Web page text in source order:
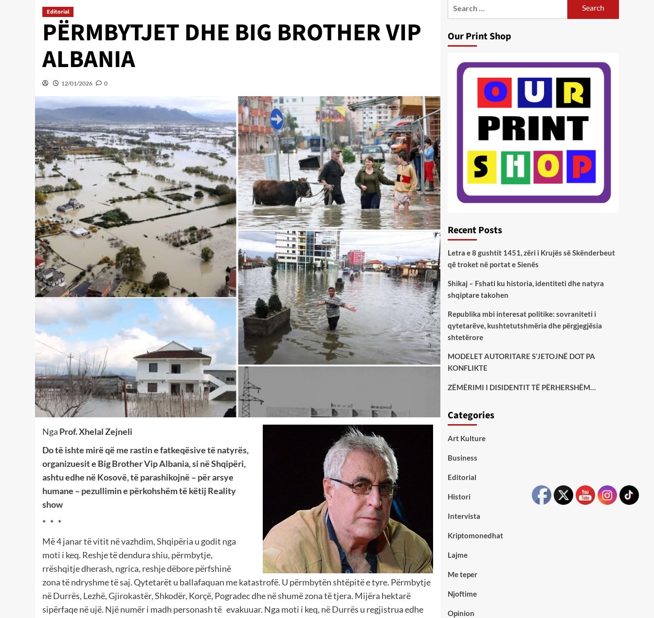
Editorial
PËRMBYTJET DHE BIG BROTHER VIP
ALBANIA
12/01/2026 0
Nga Prof. Xhelal Zejneli
Do të ishte mirë që me rastin e fatkeqësive të natyrës,
organizuesit e Big Brother Vip Albania, si në Shqipëri,
ashtu edhe në Kosovë, të parashikojnë – për arsye
humane – pezullimin e përkohshëm të këtij Reality
show
* * *
Më 4 janar të vitit në vazhdim, Shqipëria u godit nga
moti i keq. Reshje të dendura shiu, përmbytje,
rrëshqitje dherash, ngrica, reshje dëbore përfshinë
zona të ndryshme të saj. Qytetarët u ballafaquan me katastrofë. U përmbytën shtëpitë e tyre. Përmbytje
në Durrës, Lezhë, Gjirokastër, Shkodër, Korçë, Pogradec dhe në shumë zona të tjera. Mijëra hektarë
sipërfaqe në ujë. Një numër i madh personash të evakuuar. Nga moti i keq, në Durrës u regjistrua edhe
Our Print Shop
Recent Posts
Letra e 8 gushtit 1451, zëri i Krujës së Skënderbeut
që troket në portat e Sienës
Shikaj – Fshati ku historia, identiteti dhe natyra
shqiptare takohen
Republika mbi interesat politike: sovraniteti i
qytetarëve, kushtetutshmëria dhe përgjegjësia
shtetërore
MODELET AUTORITARE S’JETOJNË DOT PA
KONFLIKTE
ZËMËRIMI I DISIDENTIT TË PËRHERSHËM…
Categories
Art Kulture
Business
Editorial
Histori
Intervista
Kriptomonedhat
Lajme
Me teper
Njoftime
Opinion